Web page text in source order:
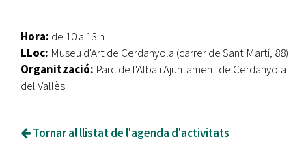
Hora: de 10 a 13 h
LLoc: Museu d'Art de Cerdanyola (carrer de Sant Martí, 88)
Organització: Parc de l'Alba i Ajuntament de Cerdanyola
del Vallès
Tornar al llistat de l'agenda d'activitats